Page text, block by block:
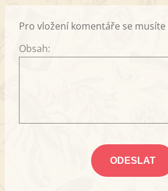
Pro vložení komentáře se musíte
Obsah: